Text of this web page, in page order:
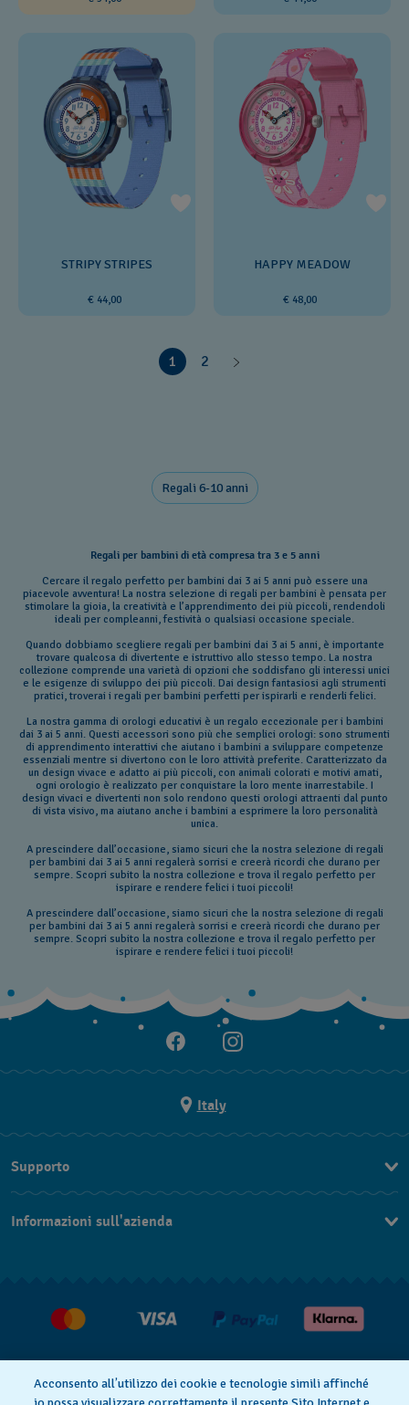
STRIPY STRIPES
€ 44,00
HAPPY MEADOW
€ 48,00
1 2
Regali 6-10 anni
Regali per bambini di età compresa tra 3 e 5 anni
Cercare il regalo perfetto per bambini dai 3 ai 5 anni può essere una
piacevole avventura! La nostra selezione di regali per bambini è pensata per
stimolare la gioia, la creatività e l’apprendimento dei più piccoli, rendendoli
ideali per compleanni, festività o qualsiasi occasione speciale.
Quando dobbiamo scegliere regali per bambini dai 3 ai 5 anni, è importante
trovare qualcosa di divertente e istruttivo allo stesso tempo. La nostra
collezione comprende una varietà di opzioni che soddisfano gli interessi unici
e le esigenze di sviluppo dei più piccoli. Dai design fantasiosi agli strumenti
pratici, troverai i regali per bambini perfetti per ispirarli e renderli felici.
La nostra gamma di orologi educativi è un regalo eccezionale per i bambini
dai 3 ai 5 anni. Questi accessori sono più che semplici orologi: sono strumenti
di apprendimento interattivi che aiutano i bambini a sviluppare competenze
essenziali mentre si divertono con le loro attività preferite. Caratterizzato da
un design vivace e adatto ai più piccoli, con animali colorati e motivi amati,
ogni orologio è realizzato per conquistare la loro mente inarrestabile. I
design vivaci e divertenti non solo rendono questi orologi attraenti dal punto
di vista visivo, ma aiutano anche i bambini a esprimere la loro personalità
unica.
A prescindere dall’occasione, siamo sicuri che la nostra selezione di regali
per bambini dai 3 ai 5 anni regalerà sorrisi e creerà ricordi che durano per
sempre. Scopri subito la nostra collezione e trova il regalo perfetto per
ispirare e rendere felici i tuoi piccoli!
A prescindere dall’occasione, siamo sicuri che la nostra selezione di regali
per bambini dai 3 ai 5 anni regalerà sorrisi e creerà ricordi che durano per
sempre. Scopri subito la nostra collezione e trova il regalo perfetto per
ispirare e rendere felici i tuoi piccoli!
Italy
Supporto
Condizioni di vendita
Diritto di recesso
Informazioni sull'azienda
Acconsento all’utilizzo dei cookie e tecnologie simili affinché